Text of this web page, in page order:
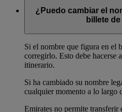
¿Puedo cambiar el
billete
Si el nombre que figura en el
corregirlo. Esto debe hacerse
itinerario.
Si ha cambiado su nombre
cualquier momento a lo largo
Emirates no permite transferir